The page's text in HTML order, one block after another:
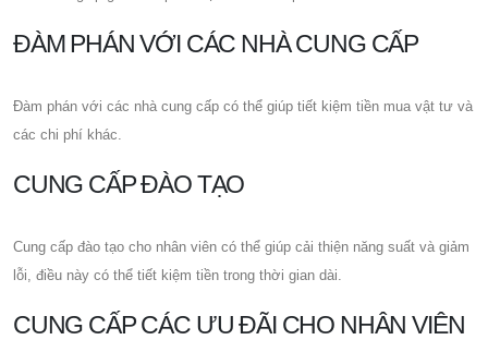
ĐÀM PHÁN VỚI CÁC NHÀ CUNG CẤP
Đàm phán với các nhà cung cấp có thể giúp tiết kiệm tiền mua vật tư và
các chi phí khác.
CUNG CẤP ĐÀO TẠO
Cung cấp đào tạo cho nhân viên có thể giúp cải thiện năng suất và giảm
lỗi, điều này có thể tiết kiệm tiền trong thời gian dài.
CUNG CẤP CÁC ƯU ĐÃI CHO NHÂN VIÊN